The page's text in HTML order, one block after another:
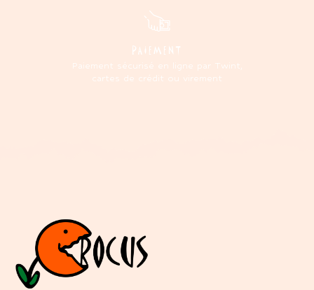
PAIEMENT
Paiement sécurisé en ligne par Twint,
cartes de crédit ou virement